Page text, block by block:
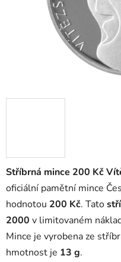
Stříbrná mince 200 Kč
oficiální pamětní mince
hodnotou 200 Kč. Tato
2000 v limitovaném
Mince je vyrobena ze
hmotnost je 13 g.